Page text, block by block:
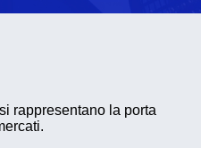
rappresentano la porta